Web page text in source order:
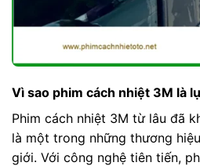
Vì sao phim cách nhiệt 3M là
Phim cách nhiệt 3M từ lâu đã
là một trong những thương
giới. Với công nghệ tiên tiến,